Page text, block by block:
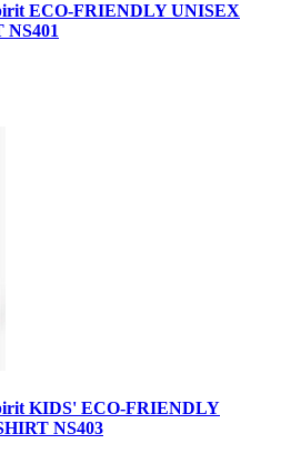
ECO-FRIENDLY UNISEX
NS401
KIDS' ECO-FRIENDLY
NS403